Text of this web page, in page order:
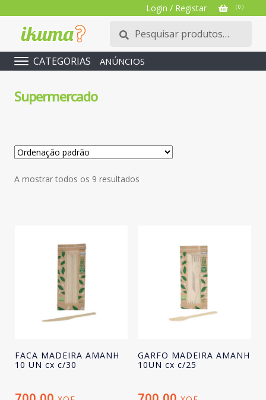
Login / Registar ( 0 )
Pesquisar
por:
Pesquisa
CATEGORIAS ANÚNCIOS
A mostrar todos os 9 resultados
FACA MADEIRA AMANH
10 UN cx c/30
GARFO MADEIRA AMANH
10UN cx c/25
Supermercado